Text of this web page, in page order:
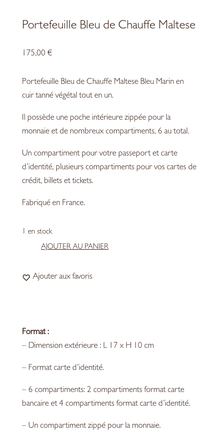
Portefeuille Bleu de Chauffe Maltese
175,00 €
Portefeuille Bleu de Chauffe Maltese Bleu Marin en
cuir tanné végétal tout en un.
Il possède une poche intérieure zippée pour la
monnaie et de nombreux compartiments, 6 au total.
Un compartiment pour votre passeport et carte
d’identité, plusieurs compartiments pour vos cartes de
crédit, billets et tickets.
Fabriqué en France.
1 en stock
Portefeuille
Maltese
AJOUTER AU PANIER
Ajouter aux favoris
Format :
– Dimension extérieure : L 17 x H 10 cm
– Format carte d’identité.
– 6 compartiments: 2 compartiments format carte
bancaire et 4 compartiments format carte d’identité.
– Un compartiment zippé pour la monnaie.